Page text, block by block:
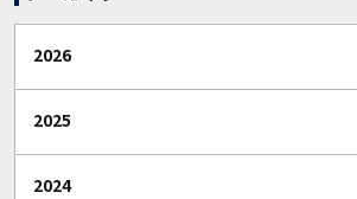
2026
2025
2024